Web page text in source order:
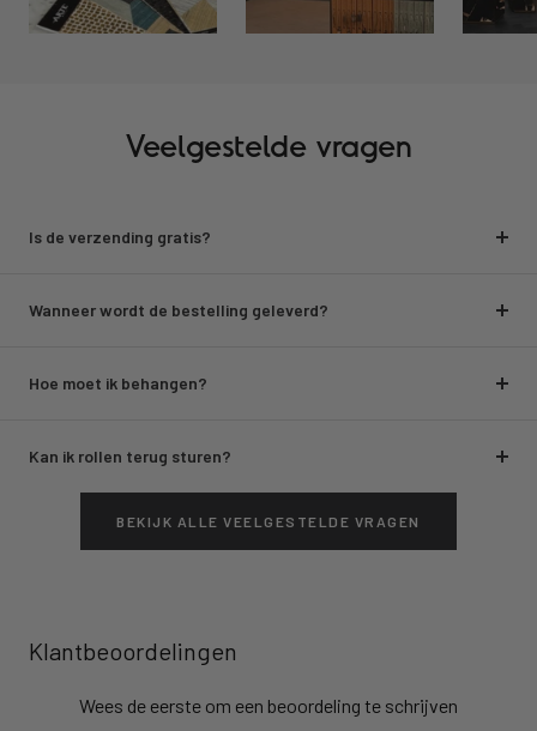
Veelgestelde vragen
Is de verzending gratis?
Wanneer wordt de bestelling geleverd?
Hoe moet ik behangen?
Kan ik rollen terug sturen?
BEKIJK ALLE VEELGESTELDE VRAGEN
Klantbeoordelingen
Wees de eerste om een beoordeling te schrijven